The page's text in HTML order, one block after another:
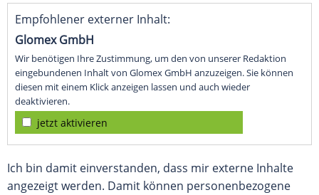
Empfohlener externer Inhalt:
Glomex GmbH
Wir benötigen Ihre Zustimmung, um den von unserer Redaktion
eingebundenen Inhalt von Glomex GmbH anzuzeigen. Sie können
diesen mit einem Klick anzeigen lassen und auch wieder
deaktivieren.
jetzt aktivieren
Ich bin damit einverstanden, dass mir externe Inhalte
angezeigt werden. Damit können personenbezogene